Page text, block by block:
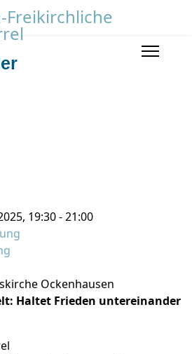
19:30 - 21:00
Ockenhausen
Haltet Frieden untereinander